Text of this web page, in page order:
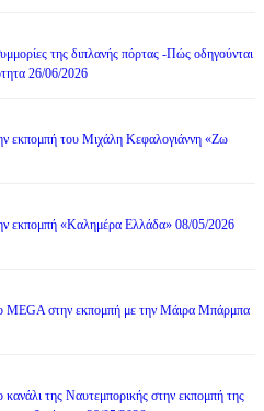
της διπλανής πόρτας -Πώς οδηγούνται
26/06/2026
εκπομπή του Μιχάλη Κεφαλογιάννη «Ζω
εκπομπή «Καλημέρα Ελλάδα» 08/05/2026
στην εκπομπή με την Μάιρα Mπάρμπα
της Ναυτεμπορικής στην εκπομπή της